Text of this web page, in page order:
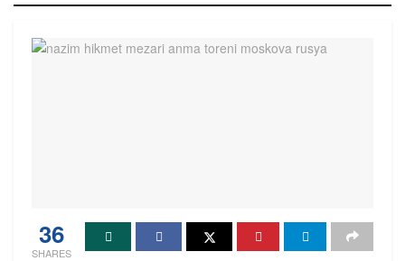
36
SHARES